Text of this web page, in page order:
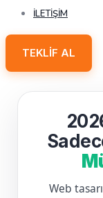
İLETIŞIM
TEKLIF AL
Web